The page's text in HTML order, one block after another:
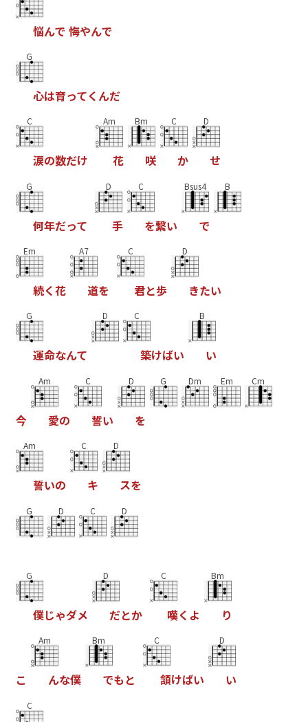
悩んで 悔やんで
G
心は育ってく んだ
C
涙の数だけ
Am
花
Bm
咲
C
か
D
せ
G
何年だって
D
手
C
を繋い
Bsus4
で
B
Em
続く花
A7
道を
C
君と歩
D
きたい
G
運命なんて
D C
築けばい
B
い
今
Am
愛の
C
誓い
D
を
G Dm Em Cm
Am
誓いの
C
キ
D
スを
G D C D
G
僕じゃダメ
D
だとか
C
嘆く よ
Bm
り
こ
Am
んな僕
Bm
でもと
C
頷けばい
D
い
C